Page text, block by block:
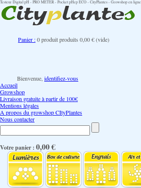
Testeur Digital pH - PRO METER - Pocket pHep ECO - CityPlantes - Growshop en ligne
Panier :0produitproduits 0,00 €(vide)
Bienvenue, identifiez-vous
Accueil
Growshop
Livraison gratuite à partir de 100€
Mentions légales
A propos du growshop CItyPlantes
Nous contacter
Votre panier : 0,00 €